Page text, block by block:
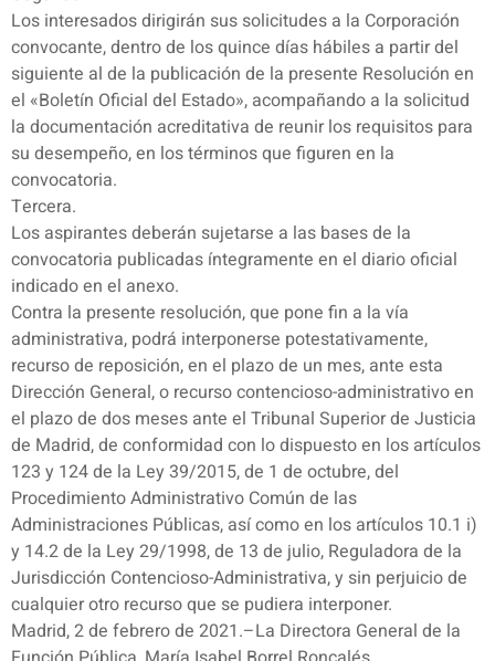
Los interesados dirigirán sus solicitudes a la Corporación
convocante, dentro de los quince días hábiles a partir del
siguiente al de la publicación de la presente Resolución en
el «Boletín Oficial del Estado», acompañando a la solicitud
la documentación acreditativa de reunir los requisitos para
su desempeño, en los términos que figuren en la
convocatoria.
Tercera.
Los aspirantes deberán sujetarse a las bases de la
convocatoria publicadas íntegramente en el diario oficial
indicado en el anexo.
Contra la presente resolución, que pone fin a la vía
administrativa, podrá interponerse potestativamente,
recurso de reposición, en el plazo de un mes, ante esta
Dirección General, o recurso contencioso-administrativo en
el plazo de dos meses ante el Tribunal Superior de Justicia
de Madrid, de conformidad con lo dispuesto en los artículos
123 y 124 de la Ley 39/2015, de 1 de octubre, del
Procedimiento Administrativo Común de las
Administraciones Públicas, así como en los artículos 10.1 i)
y 14.2 de la Ley 29/1998, de 13 de julio, Reguladora de la
Jurisdicción Contencioso-Administrativa, y sin perjuicio de
cualquier otro recurso que se pudiera interponer.
Madrid, 2 de febrero de 2021.–La Directora General de la